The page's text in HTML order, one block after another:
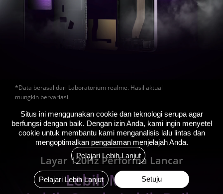
*Data berasal dari Laboratorium realme. Hasil aktual
mungkin bervariasi.
Layar 120Hz Performa Lancar
Lebih Mulus.
Situs ini menggunakan cookie dan teknologi serupa agar
berfungsi dengan baik. Dengan izin Anda, kami ingin menyetel
cookie untuk membantu kami menganalisis lalu lintas dan
mengoptimalkan pengalaman menjelajah Anda.
Pelajari Lebih Lanjut
Pelajari Lebih Lanjut Setuju